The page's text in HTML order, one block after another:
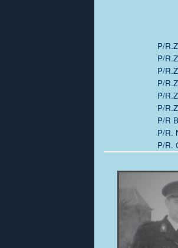
P/
P/
P/
P/
P/
P/
P/R
P/R.
P/R.